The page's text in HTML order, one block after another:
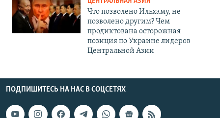
Что позволено Ильхаму, не
позволено другим? Чем
продиктована осторожная
позиция по Украине лидеров
Центральной Азии
ПОДПИШИТЕСЬ НА НАС В СОЦСЕТЯХ